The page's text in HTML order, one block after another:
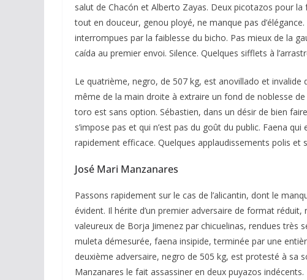
salut de Chacón et Alberto Zayas. Deux picotazos pour
tout en douceur, genou ployé, ne manque pas
interrompues par la faiblesse du bicho. Pas mieux de la
caída au premier envoi. Silence. Quelques sifflets à
Le quatrième, negro, de 507 kg, est anovillado et invalide
même de la main droite à extraire un fond de noblesse
toro est sans option. Sébastien, dans un désir de bien
s’impose pas et qui n’est pas du goût du public. Faena
rapidement efficace. Quelques applaudissements polis et
José Mari Manzanares
Passons rapidement sur le cas de l’alicantin, dont le
évident. Il hérite d’un premier adversaire de format
valeureux de Borja Jimenez par chicuelinas, rendues très
muleta démesurée, faena insipide, terminée par une
deuxième adversaire, negro de 505 kg, est protesté à sa
Manzanares le fait assassiner en deux puyazos
Arles : au seuil des
espérances.